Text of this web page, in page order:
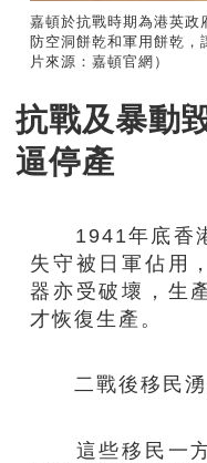
嘉頓於抗戰時期為港英政
防空洞餅乾和軍用餅乾，
片來源：嘉頓官網）
抗戰及暴動
逼停產
1941年底香港
失守被日軍佔用
器亦受破壞，生
才恢復生產。
二戰後移民湧
這些移民一方